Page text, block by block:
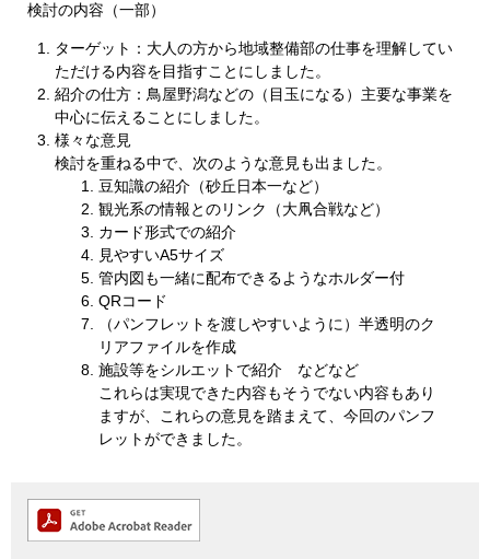
検討の内容（一部）
ターゲット：大人の方から地域整備部の仕事を理解してい
ただける内容を目指すことにしました。
紹介の仕方：鳥屋野潟などの（目玉になる）主要な事業を
中心に伝えることにしました。
様々な意見
検討を重ねる中で、次のような意見も出ました。
豆知識の紹介（砂丘日本一など）
観光系の情報とのリンク（大凧合戦など）
カード形式での紹介
見やすいA5サイズ
管内図も一緒に配布できるようなホルダー付
QRコード
（パンフレットを渡しやすいように）半透明のク
リアファイルを作成
施設等をシルエットで紹介 などなど
これらは実現できた内容もそうでない内容もあり
ますが、これらの意見を踏まえて、今回のパンフ
レットができました。